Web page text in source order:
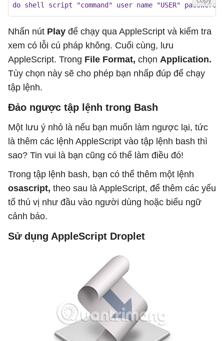
do shell script "command" user name "USER"
Nhấn nút Play để chạy qua AppleScript và kiểm tra
xem có lỗi cú pháp không. Cuối cùng, lưu
AppleScript. Trong File Format, chọn Application.
Tùy chọn này sẽ cho phép bạn nhấp đúp để chạy
tập lệnh.
Đảo ngược tập lệnh trong Bash
Một lưu ý nhỏ là nếu bạn muốn làm ngược lại, tức
là thêm các lệnh AppleScript vào tập lệnh bash thì
sao? Tin vui là bạn cũng có thể làm điều đó!
Trong tập lệnh bash, bạn có thể thêm một lệnh
osascript, theo sau là AppleScript, để thêm các yếu
tố thú vị như đầu vào người dùng hoặc biểu ngữ
cảnh báo.
Sử dụng AppleScript Droplet